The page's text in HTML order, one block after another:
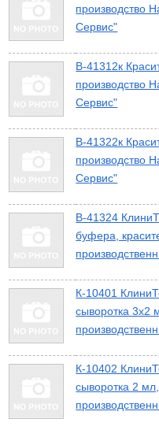
производство
Сервис"
В-41312к
производство
Сервис"
В-41322к
производство
Сервис"
В-41324
буфера,
К-10401
сыворотка 3х2
К-10402
сыворотка 2